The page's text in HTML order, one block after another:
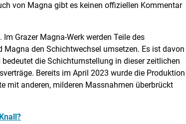
von Magna gibt es keinen offiziellen Kommentar
Grazer Magna-Werk werden Teile des
den Schichtwechsel umsetzen. Es ist davon
die Schichtumstellung in dieser zeitlichen
Bereits im April 2023 wurde die Produktion
mit anderen, milderen Massnahmen überbrückt